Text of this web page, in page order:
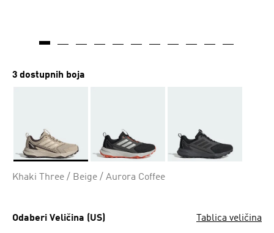
3 dostupnih boja
Khaki Three / Beige / Aurora Coffee
Odaberi Veličina (US) Tablica veličina